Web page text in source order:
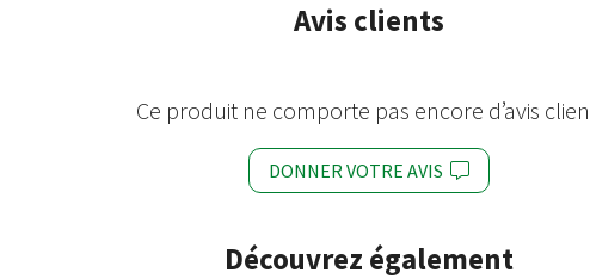
Avis clients
Ce produit ne comporte pas encore d’avis
DONNER VOTRE AVIS
Découvrez également